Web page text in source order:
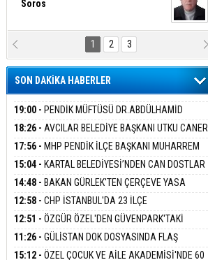
Soros
Karanlık DNA Kuşaklararası
Şiddetin Biyolojik Faturası
Şiyar Adıyaman
Ben Bu Sahaya Sığmazam
Hasan Ali Çölük
Bir Satırın İçindeki İnsan
Ezgi Kılıç
SİVAS: ATEŞE ATILAN VİCDAN
BARIŞ BAŞARSLAN
1 2 3
SON DAKİKA HABERLER
19:00 - PENDİK MÜFTÜSÜ DR.ABDÜLHAMİD
PEHLİVAN BASIN MENSUPLARINI AĞIRLADI
18:26 - AVCILAR BELEDİYE BAŞKANI UTKU CANER
ÇANKAYA HAKKINDA TAHLİYE KARARI
17:56 - MHP PENDİK İLÇE BAŞKANI MUHARREM
KIR KARTAL ORDULULAR DERNEĞİ HEYETİNİ
AĞIRLADI
15:04 - KARTAL BELEDİYESİ’NDEN CAN DOSTLAR
İÇİN DEV YATIRIM!
14:48 - BAKAN GÜRLEK'TEN ÇERÇEVE YASA
AÇIKLAMASI:''KIRMIZI ÇİZGİMİZ ŞEHİT AİLELERİ
VE GAZİLERİMİZİN HASSASİYETİDİR''
12:58 - CHP İSTANBUL'DA 23 İLÇE
BAŞKANLIĞI'NDA ATAMALAR GERÇEKLEŞTİ
12:51 - ÖZGÜR ÖZEL'DEN GÜVENPARK'TAKİ
GAZİLERE DESTEK:''SONUÇ ALANA KADAR
ARKANIZDAYIZ''
11:26 - GÜLİSTAN DOK DOSYASINDA FLAŞ
GELİŞME: 2 DALGIÇ DELİL KARARTMA
15:12 - ÖZEL ÇOCUK VE AİLE AKADEMİSİ'NDE 60